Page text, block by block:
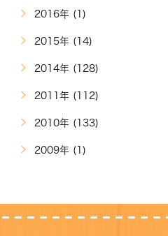
2016年 (1)
2015年 (14)
2014年 (128)
2011年 (112)
2010年 (133)
2009年 (1)